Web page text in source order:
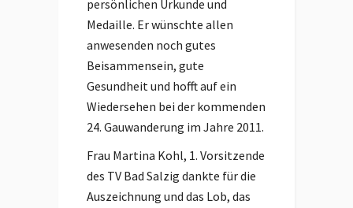
persönlichen Urkunde und
Medaille. Er wünschte allen
anwesenden noch gutes
Beisammensein, gute
Gesundheit und hofft auf ein
Wiedersehen bei der kommenden
24. Gauwanderung im Jahre 2011.
Frau Martina Kohl, 1. Vorsitzende
des TV Bad Salzig dankte für die
Auszeichnung und das Lob, das